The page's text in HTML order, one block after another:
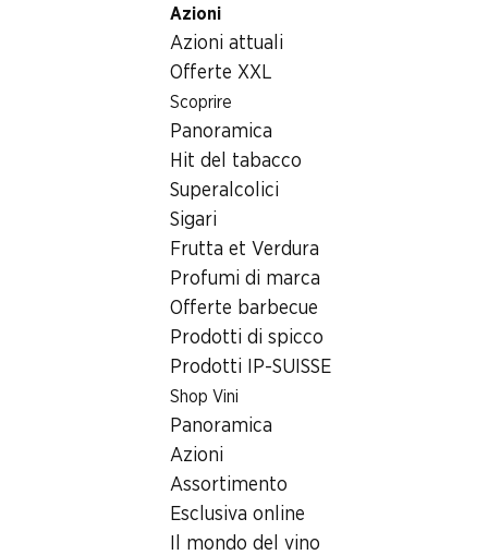
Azioni
Azioni attuali
Offerte XXL
Scoprire
Panoramica
Hit del tabacco
Superalcolici
Sigari
Frutta et Verdura
Profumi di marca
Offerte barbecue
Prodotti di spicco
Prodotti IP-SUISSE
Shop Vini
Panoramica
Azioni
Assortimento
Esclusiva online
Il mondo del vino
Generi alimentari
Frutta e verdura
Azioni settimanali
Lattuga Batavia
al pezzo